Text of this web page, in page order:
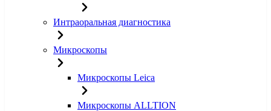
Интраоральная диагностика
Микроскопы
Микроскопы Leica
Микроскопы ALLTION